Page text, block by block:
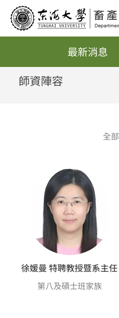
最新消息
師資陣容
全部
徐媛曼 特聘教授暨系主任
第八及碩士班家族